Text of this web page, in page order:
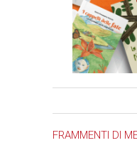
FRAMMENTI DI